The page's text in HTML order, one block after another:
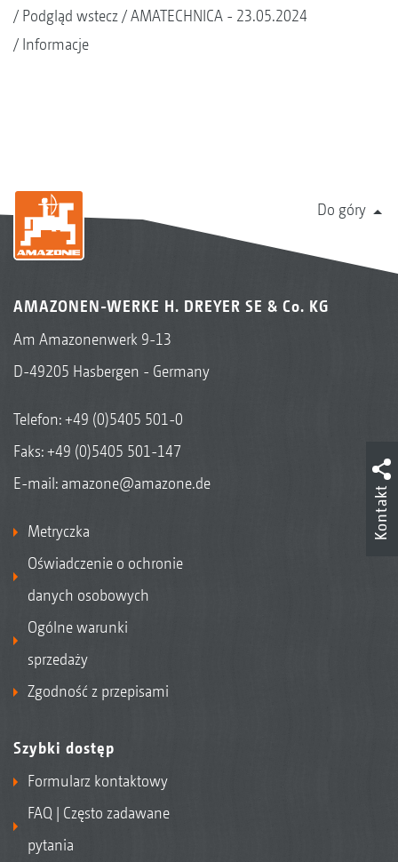
Podgląd wstecz
AMATECHNICA - 23.05.2024
Informacje
Do góry
AMAZONEN-WERKE H. DREYER SE & Co. KG
Am Amazonenwerk 9-13
D-49205 Hasbergen - Germany
Telefon:+49 (0)5405 501-0
Faks: +49 (0)5405 501-147
E-mail: amazone@amazone.de
Metryczka
Oświadczenie o ochronie
danych osobowych
Ogólne warunki
sprzedaży
Zgodność z przepisami
Szybki dostęp
Formularz kontaktowy
FAQ | Często zadawane
pytania
Kontakt